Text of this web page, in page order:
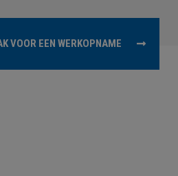
VOOR EEN WERKOPNAME